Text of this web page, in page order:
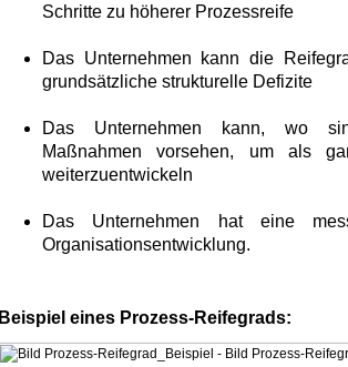
Schritte zu höherer Prozessreife
Das Unternehmen kann die
grundsätzliche strukturelle Defizite
Das Unternehmen kann, wo
Maßnahmen vorsehen, um als
weiterzuentwickeln
Das Unternehmen hat eine
Organisationsentwicklung.
Beispiel eines Prozess-Reifegrads: